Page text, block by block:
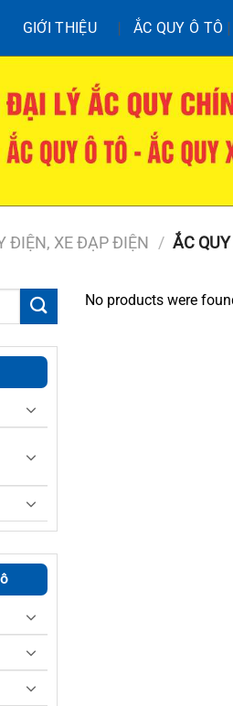
GIỚI THIỆU ẮC QUY Ô TÔ
ĐIỆN, XE ĐẠP ĐIỆN / ẮC
No products were